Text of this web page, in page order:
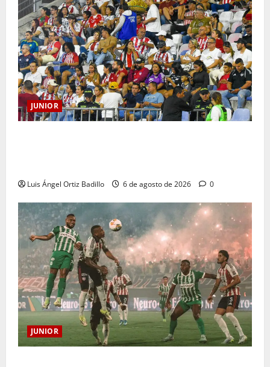
JUNIOR
Luis Ángel Ortiz Badillo 6 de agosto de 2026 0
JUNIOR